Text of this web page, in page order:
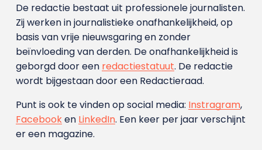
De redactie bestaat uit professionele journalisten.
Zij werken in journalistieke onafhankelijkheid, op
basis van vrije nieuwsgaring en zonder
beïnvloeding van derden. De onafhankelijkheid is
geborgd door een redactiestatuut. De redactie
wordt bijgestaan door een Redactieraad.
Punt is ook te vinden op social media: Instragram,
Facebooken LinkedIn. Een keer per jaar verschijnt
er een magazine.